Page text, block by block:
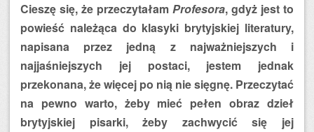
Cieszę się, że przeczytałam Profesora, gdyż jest to
powieść należąca do klasyki brytyjskiej literatury,
napisana przez jedną z najważniejszych i
najjaśniejszych jej postaci, jestem jednak
przekonana, że więcej po nią nie sięgnę. Przeczytać
na pewno warto, żeby mieć pełen obraz dzieł
brytyjskiej pisarki, żeby zachwycić się jej